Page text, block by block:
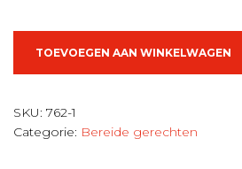
TOEVOEGEN AAN WINKELWAGEN
SKU: 762-1
Categorie: Bereide gerechten